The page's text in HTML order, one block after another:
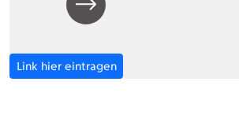
Link hier eintragen